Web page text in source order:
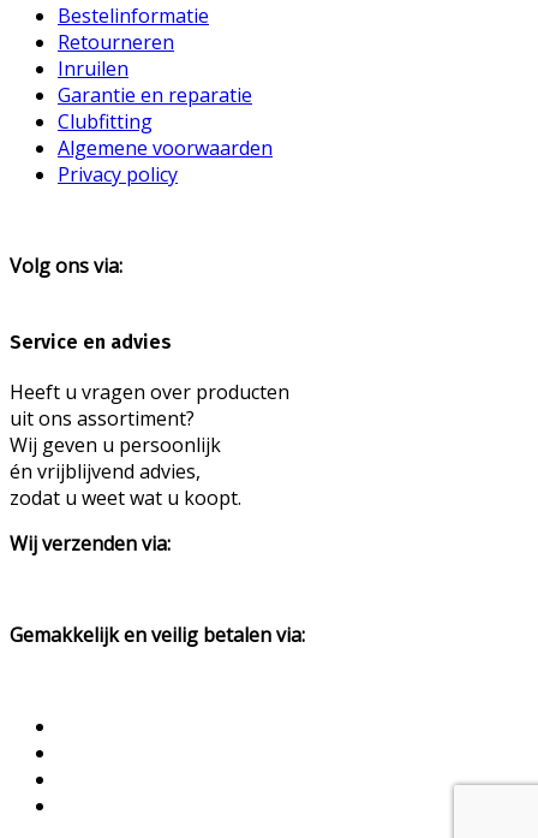
Bestelinformatie
Retourneren
Inruilen
Garantie en reparatie
Clubfitting
Algemene voorwaarden
Privacy policy
Volg ons via:
Service en advies
Heeft u vragen over producten
uit ons assortiment?
Wij geven u persoonlijk
én vrijblijvend advies,
zodat u weet wat u koopt.
Wij verzenden via:
Gemakkelijk en veilig betalen via: